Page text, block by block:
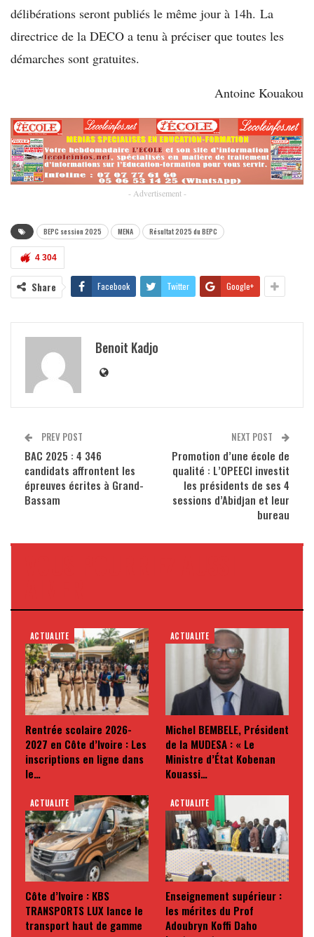
délibérations seront publiés le même jour à 14h. La
directrice de la DECO a tenu à préciser que toutes les
démarches sont gratuites.
Antoine Kouakou
- Advertisement -
BEPC session 2025 MENA Résultat 2025 du BEPC
4 304
Share Facebook Twitter Google+
Benoit Kadjo
PREV POST
BAC 2025 : 4 346
candidats affrontent les
épreuves écrites à Grand-
Bassam
NEXT POST
Promotion d’une école de
qualité : L’OPEECI investit
les présidents de ses 4
sessions d’Abidjan et leur
bureau
ACTUALITE
Rentrée scolaire 2026-
2027 en Côte d’Ivoire : Les
inscriptions en ligne dans
le…
ACTUALITE
Michel BEMBELE, Président
de la MUDESA : « Le
Ministre d’État Kobenan
Kouassi…
ACTUALITE
Côte d’Ivoire : KBS
TRANSPORTS LUX lance le
transport haut de gamme
ACTUALITE
Enseignement supérieur :
les mérites du Prof
Adoubryn Koffi Daho